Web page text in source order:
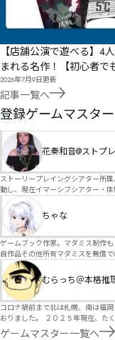
【店舗公演で遊べる】4
まれる名作！【初心者で
2026年7月9日更新
記事一覧へ
GM
登録ゲームマスター
花奏和音@ストプ
ストーリープレイングシアター所
動し、現在イマーシブシアター・
ちゃな
ゲームブック作家。マダミス制作
自作品その他所有マダミスを無償
ぞ。
むらっち＠本格推
コロナ禍前まで北は札幌、南は福
おりました。 ２０２５年現在、たくさんのマダミスシナリオが増えました。 エモい物語体験重視の
シナリオがマダミス・マーダーミ
ゲームマスター一覧へ